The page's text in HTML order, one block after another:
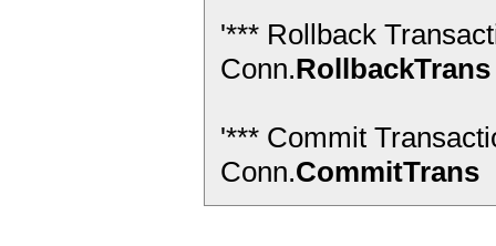
'*** Rollback
Conn.RollbackTrans
'*** Commit
Conn.CommitTrans